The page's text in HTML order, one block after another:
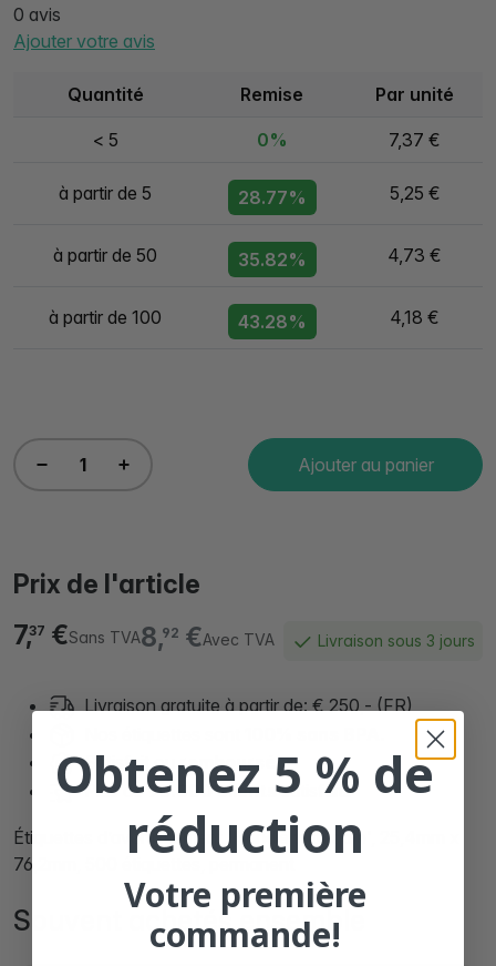
0 avis
Ajouter votre avis
Quantité Remise Par unité
< 5 0% 7,37 €
à partir de 5 28.77% 5,25 €
à partir de 50 35.82% 4,73 €
à partir de 100 43.28% 4,18 €
Ajouter au panier
Prix de l'article
8,92 €Avec TVA
7,37 €Sans TVA Livraison sous 3 jours
Livraison gratuite à partir de: € 250,- (FR)
Satisfait ouremboursé
Plus de90.000 clientssatisfaits
Étiquettes d’avertissement 'Handle with care', 25,4mm x
76,2mm, 500 étiquettes, permanent
Souvent achetés ensemble
Obtenez 5 % de
réduction
Votre première
commande!